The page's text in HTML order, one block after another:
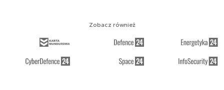
Zobacz również